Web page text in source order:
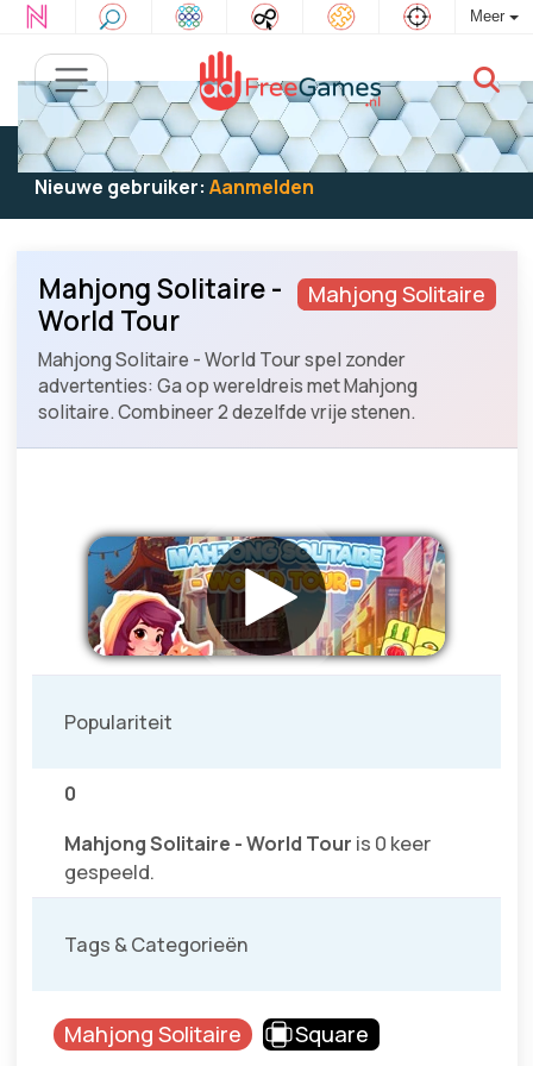
Meer
Bestaande gebruiker: Log in
om te spelen
Nieuwe gebruiker: Aanmelden
Mahjong Solitaire
Mahjong Solitaire -
World Tour
Mahjong Solitaire - World Tour spel zonder
advertenties: Ga op wereldreis met Mahjong
solitaire. Combineer 2 dezelfde vrije stenen.
Populariteit
0
Mahjong Solitaire - World Tour is 0 keer
gespeeld.
Tags & Categorieën
Mahjong Solitaire Square